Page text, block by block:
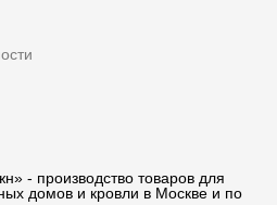
- производство товаров для
домов и кровли в Москве и по